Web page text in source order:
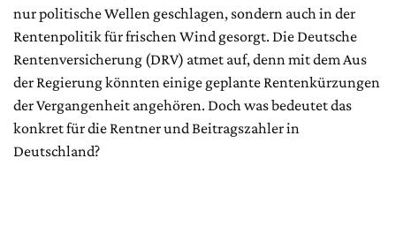
nur politische Wellen geschlagen, sondern auch in der
Rentenpolitik für frischen Wind gesorgt. Die Deutsche
Rentenversicherung (DRV) atmet auf, denn mit dem Aus
der Regierung könnten einige geplante Rentenkürzungen
der Vergangenheit angehören. Doch was bedeutet das
konkret für die Rentner und Beitragszahler in
Deutschland?